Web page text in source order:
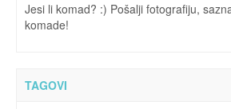
Jesi li komad? :) Pošalji fotografiju,
komade!
TAGOVI